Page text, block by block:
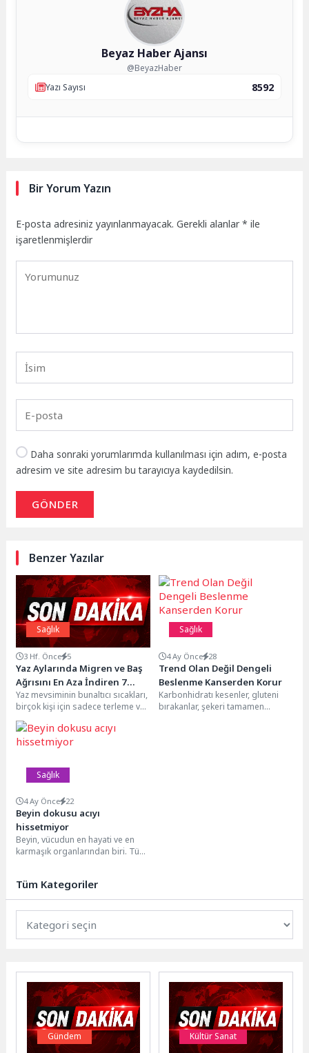
Beyaz Haber Ajansı
@BeyazHaber
Yazı Sayısı
8592
Bir Yorum Yazın
E-posta adresiniz yayınlanmayacak. Gerekli alanlar* ile
işaretlenmişlerdir
Daha sonraki yorumlarımda kullanılması için adım, e-posta
adresim ve site adresim bu tarayıcıya kaydedilsin.
GÖNDER
Benzer Yazılar
Sağlık
3 Hf. Önce 5
Yaz Aylarında Migren ve Baş
Ağrısını En Aza İndiren 7
Öneri
Yaz mevsiminin bunaltıcı sıcakları,
birçok kişi için sadece terleme ve
yorgunluk değil, aynı zamanda
şiddetli...
Sağlık
4 Ay Önce 28
Trend Olan Değil Dengeli
Beslenme Kanserden Korur
Karbonhidratı kesenler, gluteni
bırakanlar, şekeri tamamen
Sağlık
4 Ay Önce 22
Beyin dokusu acıyı
hissetmiyor
Beyin, vücudun en hayati ve en
karmaşık organlarından biri. Tüm
Tüm Kategoriler
Gündem Kültür Sanat